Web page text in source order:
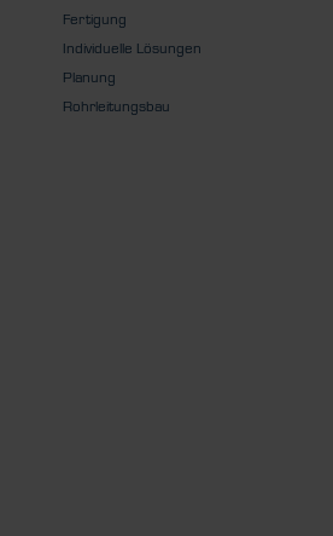
Fertigung
Individuelle Lösungen
Planung
Rohrleitungsbau